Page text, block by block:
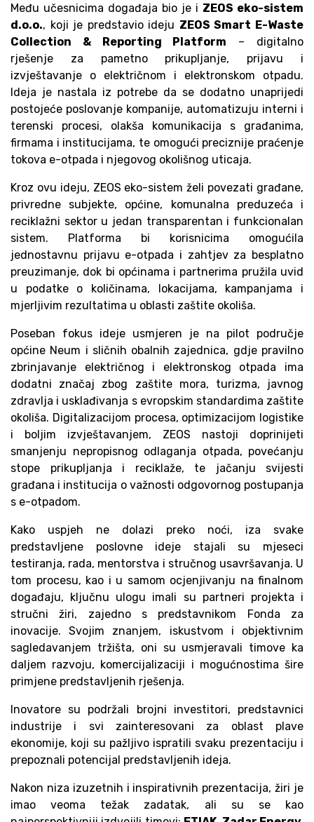
Među učesnicima događaja bio je i ZEOS eko-sistem
d.o.o., koji je predstavio ideju ZEOS Smart E-Waste
Collection & Reporting Platform – digitalno
rješenje za pametno prikupljanje, prijavu i
izvještavanje o električnom i elektronskom otpadu.
Ideja je nastala iz potrebe da se dodatno unaprijedi
postojeće poslovanje kompanije, automatizuju interni i
terenski procesi, olakša komunikacija s građanima,
firmama i institucijama, te omogući preciznije praćenje
tokova e-otpada i njegovog okolišnog uticaja.
Kroz ovu ideju, ZEOS eko-sistem želi povezati građane,
privredne subjekte, općine, komunalna preduzeća i
reciklažni sektor u jedan transparentan i funkcionalan
sistem. Platforma bi korisnicima omogućila
jednostavnu prijavu e-otpada i zahtjev za besplatno
preuzimanje, dok bi općinama i partnerima pružila uvid
u podatke o količinama, lokacijama, kampanjama i
mjerljivim rezultatima u oblasti zaštite okoliša.
Poseban fokus ideje usmjeren je na pilot područje
općine Neum i sličnih obalnih zajednica, gdje pravilno
zbrinjavanje električnog i elektronskog otpada ima
dodatni značaj zbog zaštite mora, turizma, javnog
zdravlja i usklađivanja s evropskim standardima zaštite
okoliša. Digitalizacijom procesa, optimizacijom logistike
i boljim izvještavanjem, ZEOS nastoji doprinijeti
smanjenju nepropisnog odlaganja otpada, povećanju
stope prikupljanja i reciklaže, te jačanju svijesti
građana i institucija o važnosti odgovornog postupanja
s e-otpadom.
Kako uspjeh ne dolazi preko noći, iza svake
predstavljene poslovne ideje stajali su mjeseci
testiranja, rada, mentorstva i stručnog usavršavanja. U
tom procesu, kao i u samom ocjenjivanju na finalnom
događaju, ključnu ulogu imali su partneri projekta i
stručni žiri, zajedno s predstavnikom Fonda za
inovacije. Svojim znanjem, iskustvom i objektivnim
sagledavanjem tržišta, oni su usmjeravali timove ka
daljem razvoju, komercijalizaciji i mogućnostima šire
primjene predstavljenih rješenja.
Inovatore su podržali brojni investitori, predstavnici
industrije i svi zainteresovani za oblast plave
ekonomije, koji su pažljivo ispratili svaku prezentaciju i
prepoznali potencijal predstavljenih ideja.
Nakon niza izuzetnih i inspirativnih prezentacija, žiri je
imao veoma težak zadatak, ali su se kao